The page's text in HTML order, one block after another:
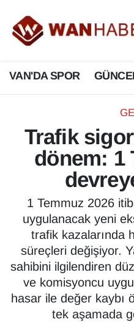
VAN'DA SPOR
Trafik
dönem: 1
1 Temmuz 2026
uygulanacak yeni
trafik kazalarında
süreçleri değişiyor.
sahibini ilgilendiren
ve komisyoncu
hasar ile değer kaybı
tek aşamada
3.SAYFA
ASAYİŞ
BİLİM VE
Biyografi
Bölge Haberleri
ÇEVRE
Deprem
Dernekler, Odalar
Diğer
Van Nöbetçi
Van Hava Durumu
Van Namaz Vakitleri
Van Trafik Yoğunluk
Süper Lig Puan
Tüm Manşetler
Son Dakika Haberleri
Haber Arşivi